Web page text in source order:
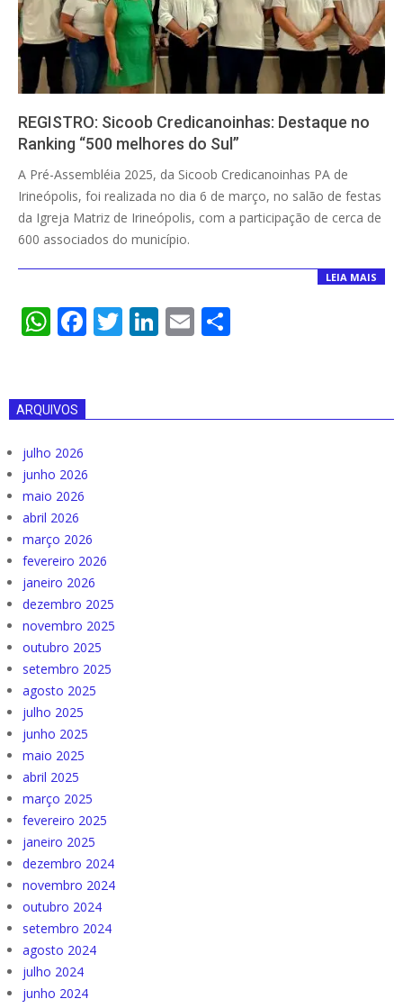
REGISTRO: Sicoob Credicanoinhas: Destaque no
Ranking “500 melhores do Sul”
A Pré-Assembléia 2025, da Sicoob Credicanoinhas PA de
Irineópolis, foi realizada no dia 6 de março, no salão de festas
da Igreja Matriz de Irineópolis, com a participação de cerca de
600 associados do município.
LEIA MAIS
WhatsApp
Facebook
Twitter
LinkedIn
Email
ARQUIVOS
julho 2026
junho 2026
maio 2026
abril 2026
março 2026
fevereiro 2026
janeiro 2026
dezembro 2025
novembro 2025
outubro 2025
setembro 2025
agosto 2025
julho 2025
junho 2025
maio 2025
abril 2025
março 2025
fevereiro 2025
janeiro 2025
dezembro 2024
novembro 2024
outubro 2024
setembro 2024
agosto 2024
julho 2024
junho 2024